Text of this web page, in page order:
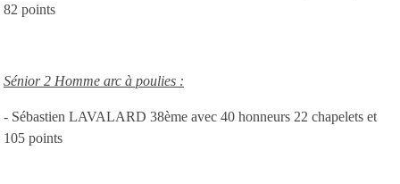
82 points
Sénior 2 Homme arc à poulies :
- Sébastien LAVALARD 38ème avec 40 honneurs 22 chapelets et
105 points